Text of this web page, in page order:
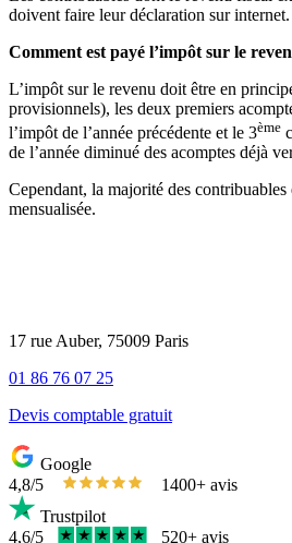
doivent faire leur déclaration sur internet.
Comment est payé l’impôt sur le
L’impôt sur le revenu doit être en
provisionnels), les deux premiers
l’impôt de l’année précédente et le 3ème
de l’année diminué des acomptes déjà
Cependant, la majorité des contribuables
mensualisée.
17 rue Auber, 75009 Paris
01 86 76 07 25
Devis comptable gratuit
Google
4,8/5
1400+ avis
Trustpilot
4,6/5
520+ avis